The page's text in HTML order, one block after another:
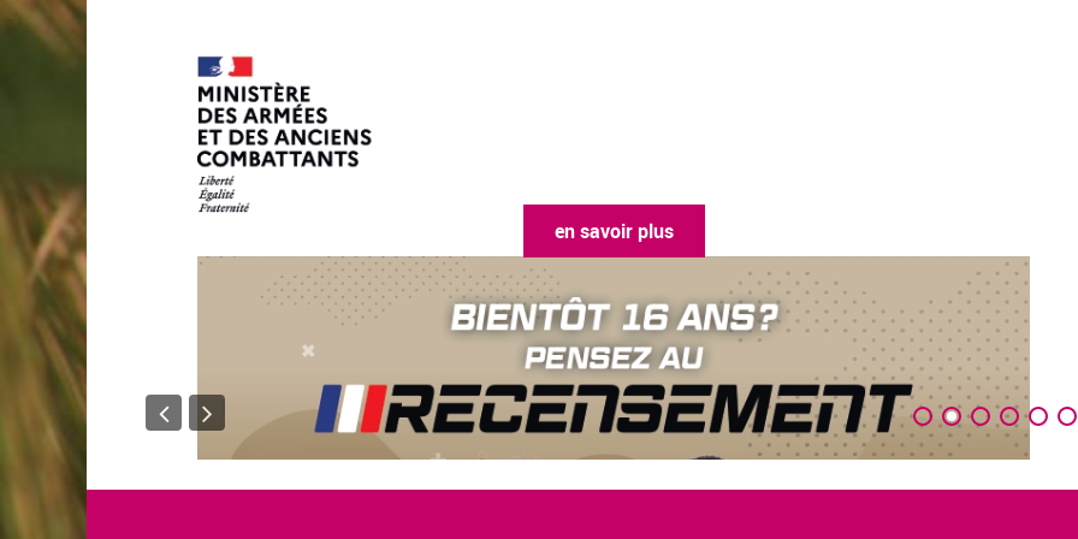
en savoir plus